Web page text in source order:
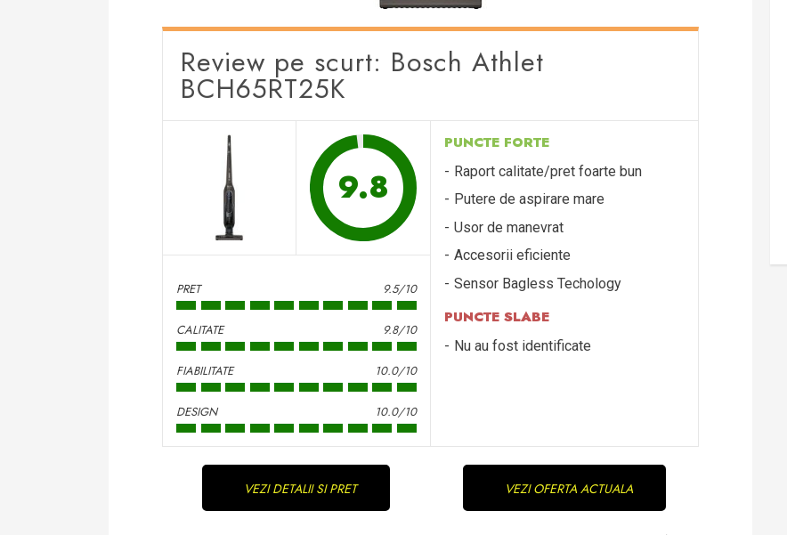
Review pe scurt: Bosch Athlet
BCH65RT25K
9.8
PRET 9.5/10
CALITATE 9.8/10
FIABILITATE 10.0/10
DESIGN 10.0/10
PUNCTE FORTE
Raport calitate/pret foarte bun
Putere de aspirare mare
Usor de manevrat
Accesorii eficiente
Sensor Bagless Techology
PUNCTE SLABE
Nu au fost identificate
VEZI DETALII SI PRET VEZI OFERTA ACTUALA
Continue
Reading